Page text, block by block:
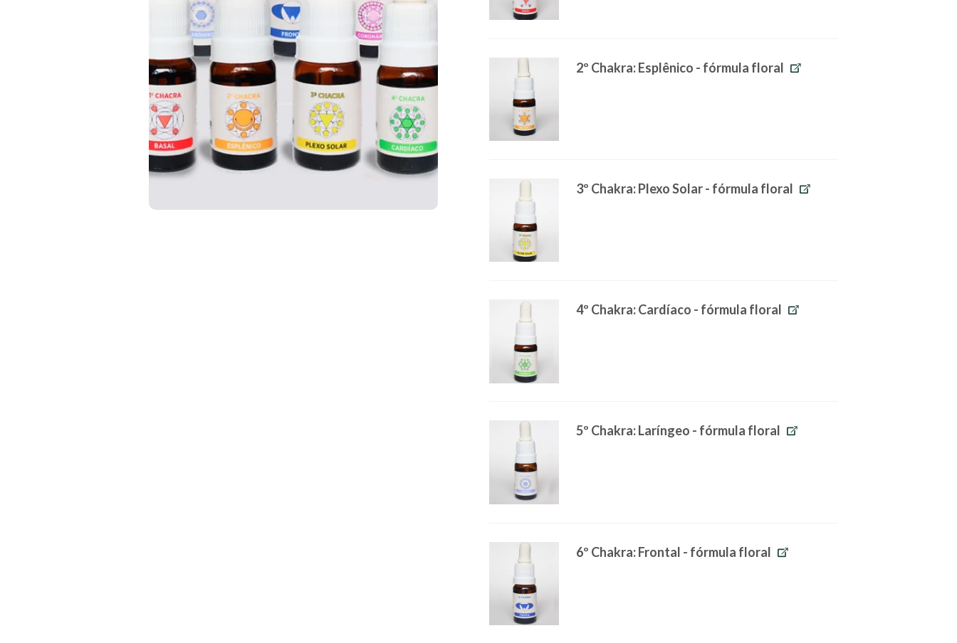
2º Chakra: Esplênico - fórmula floral
3º Chakra: Plexo Solar - fórmula floral
4º Chakra: Cardíaco - fórmula floral
5º Chakra: Laríngeo - fórmula floral
6º Chakra: Frontal - fórmula floral